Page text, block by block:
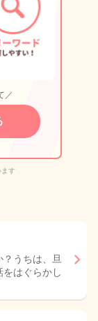
／
す
うちは、旦
はぐらかし